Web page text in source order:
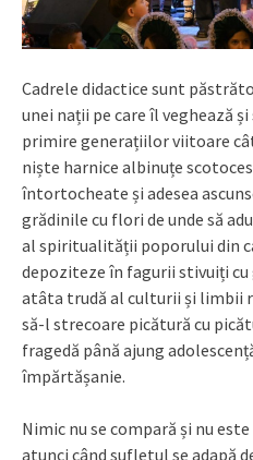
Cadrele didactice sunt
unei nații pe care îl veghează
primire generațiilor viitoare
niște harnice albinuțe
întortocheate și adesea
grădinile cu flori de unde să
al spiritualității poporului din
depoziteze în fagurii stivuiți
atâta trudă al culturii și limbii
să-l strecoare picătură cu
fragedă până ajung
împărtășanie.
Nimic nu se compară și nu
atunci când sufletul se adapă